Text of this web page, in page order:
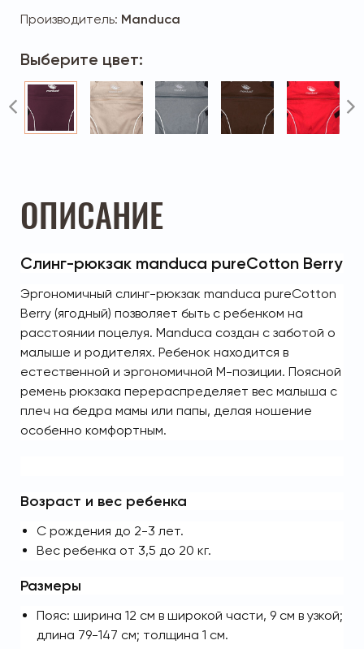
Производитель: Manduca
Выберите цвет:
ОПИСАНИЕ
Слинг-рюкзак manduca pureCotton Berry
Эргономичный слинг-рюкзак manduca pureCotton
Berry (ягодный) позволяет быть с ребенком на
расстоянии поцелуя. Manduca создан с заботой о
малыше и родителях. Ребенок находится в
естественной и эргономичной М-позиции. Поясной
ремень рюкзака перераспределяет вес малыша с
плеч на бедра мамы или папы, делая ношение
особенно комфортным.
Возраст и вес ребенка
С рождения до 2-3 лет.
Вес ребенка от 3,5 до 20 кг.
Размеры
Пояс: ширина 12 см в широкой части, 9 см в узкой;
длина 79-147 см; толщина 1 см.